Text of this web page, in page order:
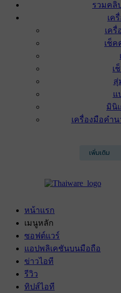
รวมคลิ
เค
เค
เช็ค
เ
สุ่
แ
มินิ
เครื่องมือคำ
เพิ่มเติม
หน้าแรก
เมนูหลัก
ซอฟต์แวร์
แอปพลิเคชันบนมือถือ
ข่าวไอที
รีวิว
ทิปส์ไอที